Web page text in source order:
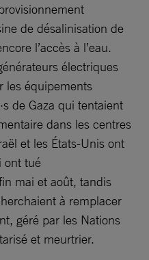
de désalinisation de
l’accès à l’eau.
électriques
les équipements
de Gaza qui tentaient
dans les centres
et les États-Unis ont
ont tué
mai et août, tandis
à remplacer
géré par les Nations
et meurtrier.